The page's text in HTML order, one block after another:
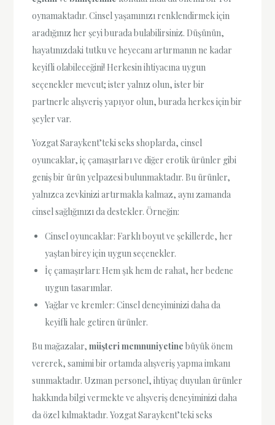
oynamaktadır. Cinsel yaşamınızı renklendirmek için
aradığınız her şeyi burada bulabilirsiniz. Düşünün,
hayatınızdaki tutku ve heyecanı artırmanın ne kadar
keyifli olabileceğini! Herkesin ihtiyacına uygun
seçenekler mevcut; ister yalnız olun, ister bir
partnerle alışveriş yapıyor olun, burada herkes için bir
şeyler var.
Yozgat Saraykent’teki seks shoplarda, cinsel
oyuncaklar, iç çamaşırları ve diğer erotik ürünler gibi
geniş bir ürün yelpazesi bulunmaktadır. Bu ürünler,
yalnızca zevkinizi artırmakla kalmaz, aynı zamanda
cinsel sağlığınızı da destekler. Örneğin:
Cinsel oyuncaklar: Farklı boyut ve şekillerde, her
yaştan birey için uygun seçenekler.
İç çamaşırları: Hem şık hem de rahat, her bedene
uygun tasarımlar.
Yağlar ve kremler: Cinsel deneyiminizi daha da
keyifli hale getiren ürünler.
Bu mağazalar,müşteri memnuniyetine büyük önem
vererek, samimi bir ortamda alışveriş yapma imkanı
sunmaktadır. Uzman personel, ihtiyaç duyulan ürünler
hakkında bilgi vermekte ve alışveriş deneyiminizi daha
da özel kılmaktadır. Yozgat Saraykent’teki seks